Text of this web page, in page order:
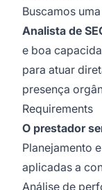
Buscamos
Analista de
e boa
para atuar
presença
Requirements
O prestador
Planejamento
aplicadas a
Análise de